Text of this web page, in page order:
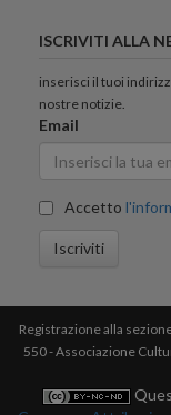
ISCRIVITI ALLA
inserisci il tuoi
nostre notizie.
Email
Accetto
Iscriviti
Registrazione alla
550 - Associazione